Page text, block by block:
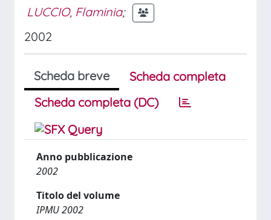
LUCCIO, Flaminia;
2002
Scheda breve
Scheda completa
Scheda completa (DC)
Anno pubblicazione
2002
Titolo del volume
IPMU 2002